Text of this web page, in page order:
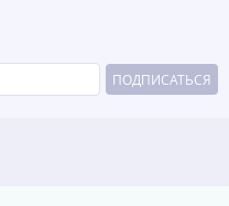
ПОДПИСАТЬСЯ